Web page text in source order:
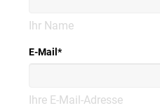
Ihr Name
E-Mail *
Ihre E-Mail-Adresse